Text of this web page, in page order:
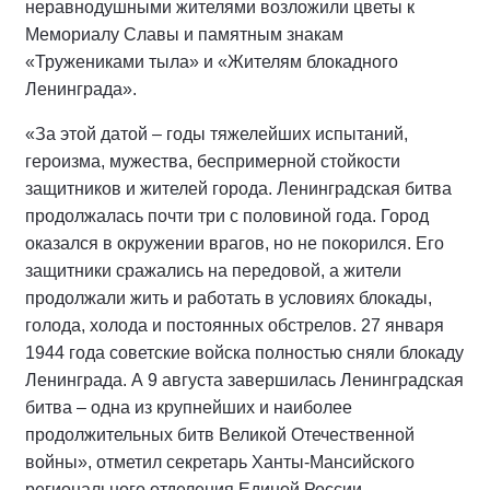
неравнодушными жителями возложили цветы к
Мемориалу Славы и памятным знакам
«Тружениками тыла» и «Жителям блокадного
Ленинграда».
«За этой датой – годы тяжелейших испытаний,
героизма, мужества, беспримерной стойкости
защитников и жителей города. Ленинградская битва
продолжалась почти три с половиной года. Город
оказался в окружении врагов, но не покорился. Его
защитники сражались на передовой, а жители
продолжали жить и работать в условиях блокады,
голода, холода и постоянных обстрелов. 27 января
1944 года советские войска полностью сняли блокаду
Ленинграда. А 9 августа завершилась Ленинградская
битва – одна из крупнейших и наиболее
продолжительных битв Великой Отечественной
войны», отметил секретарь Ханты-Мансийского